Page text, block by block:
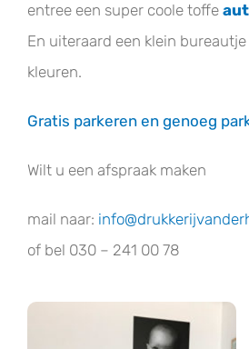
entree een super coole toffe
En uiteraard een klein
kleuren.
Gratis parkeren en genoeg
Wilt u een afspraak maken
mail naar:
of bel 030 – 241 00 78